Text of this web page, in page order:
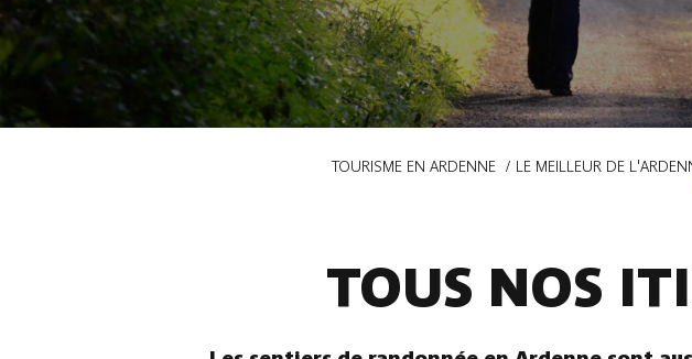
TOURISME EN ARDENNE LE MEILLEUR DE
TOUS NOS